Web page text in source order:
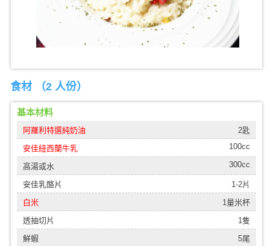
食材 （2 人份）
基本材料
阿羅利特選純奶油
2匙
安佳紐西蘭牛乳
100cc
高湯或水 300cc
安佳乳酪片
1-2片
白米
1量米杯
透抽切片
1隻
鮮蝦
5尾